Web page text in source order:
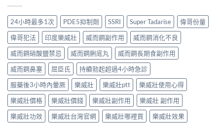
24小時最多1次 PDE5抑制劑 SSRI Super Tadarise
偉哥份量
偉哥犯法
印度樂威壯 威而鋼副作用
威而鋼消化不良
威而鋼硝酸鹽禁忌
威而鋼脷底丸
威而鋼長期食副作用
威而鋼鼻塞
屈臣氏
持續勃起超過4小時急診
服藥後3小時內暈厥
樂威壯 樂威壯ptt
樂威壯使用心得
樂威壯價格
樂威壯價錢 樂威壯副作用
樂威壯 副作用
樂威壯功效
樂威壯台灣官網 樂威壯哪裡買
樂威壯效果